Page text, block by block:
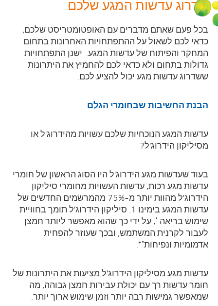
שדרוג עדשות המגע שלכם
בכל פעם שאתם מדברים עם האופטומטריסט שלכם,
כדאי לכם לשאול על ההתפתחויות האחרונות בתחום
המחקר והפיתוח של עדשות המגע. ישנן התפתחויות
גדולות בתחום ולא כדאי לכם להחמיץ את היתרונות
ששדרוג עדשות מגע יכול להציע לכם.
הבנת החשיבותשבחומרי הגלם
עדשות המגע הנוכחיות שלכם עשויות מהידרוג'ל או
מסיליקון הידרוג'ל?
בעוד שעדשות מגע הידרוג'ל היו הסוג הראשון של חומרי
עדשות מגע רכות, עדשות העשויות מחומרי סיליקון
הידרוג'ל מהוות יותר מ-75% מהמרשמים החדשים של
עדשות המגע בימינו 1. סיליקון הידרוג'ל תומך בחוויית
שימוש בריאה *, על ידי כך שהוא מאפשר ליותר חמצן
לעבור לקרנית המשתמש, ובכך שעוזר להפחית
אדמומיות ונפיחות*†
.
עדשות מגע מסיליקון הידרוג'ל מציעות את היתרונות של
חומר עדשות רך עם יכולת עבירות חמצן גבוהה, מה
שמאפשר גמישות רבה יותר וזמן שימוש ארוך יותר.